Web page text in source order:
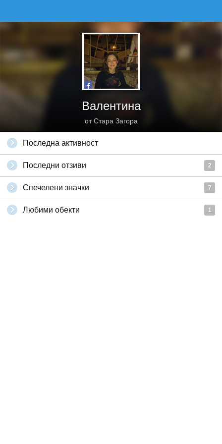
Валентина
от Стара Загора
Последна активност
Последни отзиви 2
Спечелени значки 7
Любими обекти 1